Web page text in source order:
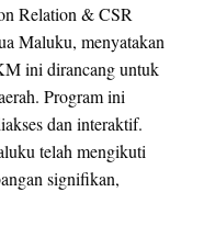
Relation & CSR
Maluku, menyatakan
ini dirancang untuk
Program ini
dan interaktif.
telah mengikuti
signifikan,